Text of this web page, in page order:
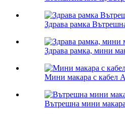
Здрава рамка
Здрава рамка, мини
Мини макара с кабел
Вътрешна мини